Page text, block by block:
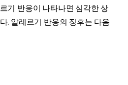
기 반응이 나타나면 심각한 상
. 알레르기 반응의 징후는 다음